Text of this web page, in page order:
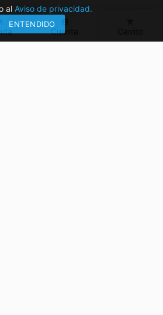
Cuenta
al Aviso de privacidad.
ENTENDIDO